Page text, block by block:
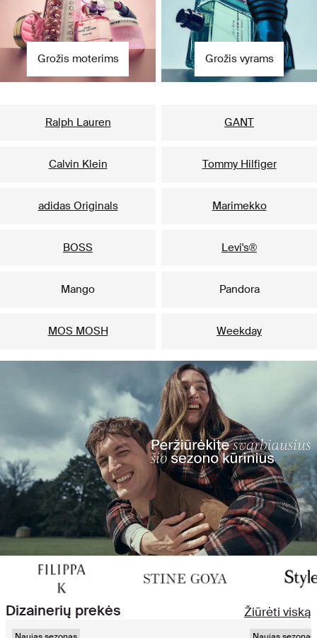
Grožis moterims Grožis vyrams
Ralph Lauren GANT
Calvin Klein Tommy Hilfiger
adidas Originals Marimekko
BOSS Levi's®
Mango Pandora
MOS MOSH Weekday
Dizainerių prekės Žiūrėti viską